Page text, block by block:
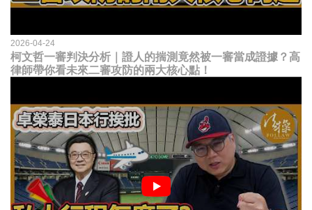
2026-04-24
柯文哲一審判決分析｜證人的揣測竟然被一審當成證據？高
律師帶你看未來二審攻防的兩大核心點！